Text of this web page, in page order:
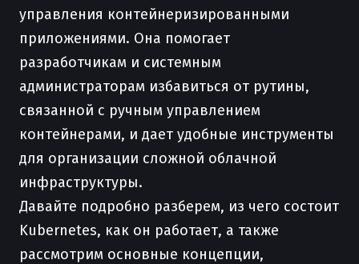
управления контейнеризированными
приложениями. Она помогает
разработчикам и системным
администраторам избавиться от рутины,
связанной с ручным управлением
контейнерами, и дает удобные инструменты
для организации сложной облачной
инфраструктуры.
Давайте подробно разберем, из чего состоит
Kubernetes, как он работает, а также
рассмотрим основные концепции,